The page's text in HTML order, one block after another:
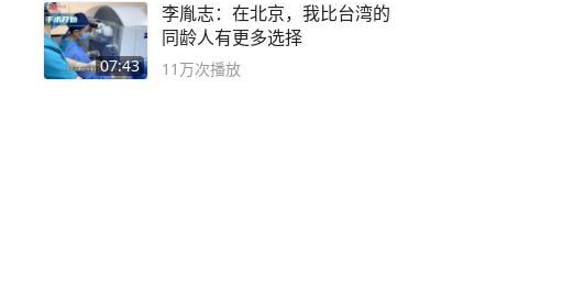
07:43
李胤志：在北京，我比台湾的
同龄人有更多选择
11万次播放